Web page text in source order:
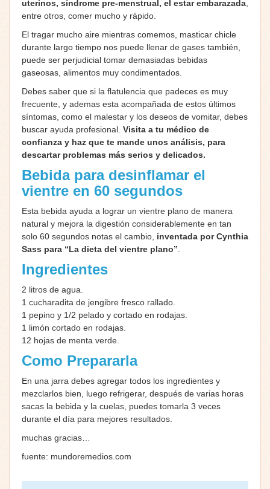
uterinos, síndrome pre-menstrual, el estar embarazada
entre otros, comer mucho y rápido.
El tragar mucho aire mientras comemos, masticar chicle
durante largo tiempo nos puede llenar de gases también,
puede ser perjudicial tomar demasiadas bebidas
gaseosas, alimentos muy condimentados.
Debes saber que si la flatulencia que padeces es muy
frecuente, y ademas esta acompañada de estos últimos
síntomas, como el malestar y los deseos de vomitar, debes
buscar ayuda profesional. Visita a tu médico de
confianza y haz que te mande unos análisis, para
descartar problemas más serios y delicados.
Bebida para desinflamar el
vientre en 60 segundos
Esta bebida ayuda a lograr un vientre plano de manera
natural y mejora la digestión considerablemente en tan
solo 60 segundos notas el cambio, inventada por Cynthia
Sass para “La dieta del vientre plano”
Ingredientes
2 litros de agua.
1 cucharadita de jengibre fresco rallado.
1 pepino y 1/2 pelado y cortado en rodajas.
1 limón cortado en rodajas.
12 hojas de menta verde.
Como Prepararla
En una jarra debes agregar todos los ingredientes y
mezclarlos bien, luego refrigerar, después de varias horas
sacas la bebida y la cuelas, puedes tomarla 3 veces
durante el día para mejores resultados.
muchas gracias…
fuente: mundoremedios.com